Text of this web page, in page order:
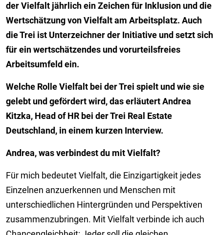
der Vielfalt jährlich ein Zeichen für Inklusion und die
Wertschätzung von Vielfalt am Arbeitsplatz. Auch
die Trei ist Unterzeichner der Initiative und setzt sich
für ein wertschätzendes und vorurteilsfreies
Arbeitsumfeld ein.
Welche Rolle Vielfalt bei der Trei spielt und wie sie
gelebt und gefördert wird, das erläutert Andrea
Kitzka, Head of HR bei der Trei Real Estate
Deutschland, in einem kurzen Interview.
Andrea, was verbindest du mit Vielfalt?
Für mich bedeutet Vielfalt, die Einzigartigkeit jedes
Einzelnen anzuerkennen und Menschen mit
unterschiedlichen Hintergründen und Perspektiven
zusammenzubringen. Mit Vielfalt verbinde ich auch